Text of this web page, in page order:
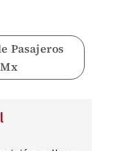
Pasajeros